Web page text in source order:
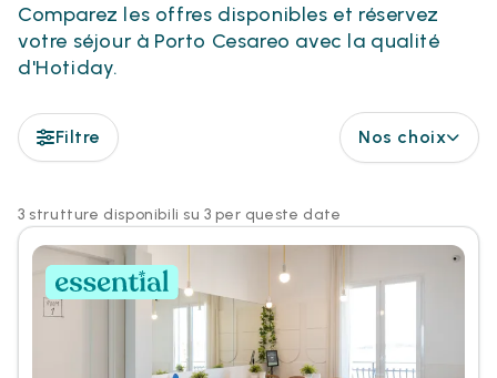
Comparez les offres disponibles et réservez
votre séjour à Porto Cesareo avec la qualité
d'Hotiday.
Filtre Nos choix
3 strutture disponibili su 3 per queste date